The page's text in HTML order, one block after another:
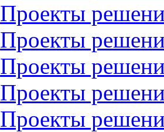
Проекты
Проекты
Проекты
Проекты
Проекты